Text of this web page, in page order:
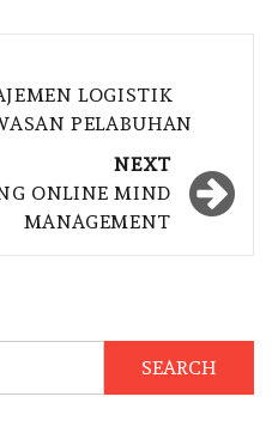
LOGISTIK
PELABUHAN
NEXT
ONLINE MIND
MANAGEMENT